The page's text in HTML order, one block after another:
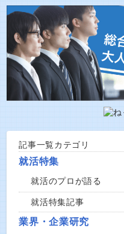
記事一覧カテゴリ
就活特集
就活のプロが語る
就活特集記事
業界・企業研究